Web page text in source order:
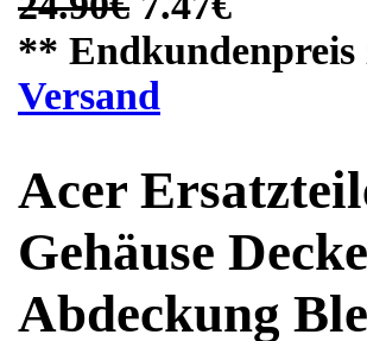
Acer Ersatzteile:
Gehäuse Deckel
Abdeckung Blende
[25737]
** Der angegebene Preis ist ein Endpreis zzgl.
keine Umsatzsteuer und weisen diese folglich
auch nicht aus (Kleinunternehmerstatus)